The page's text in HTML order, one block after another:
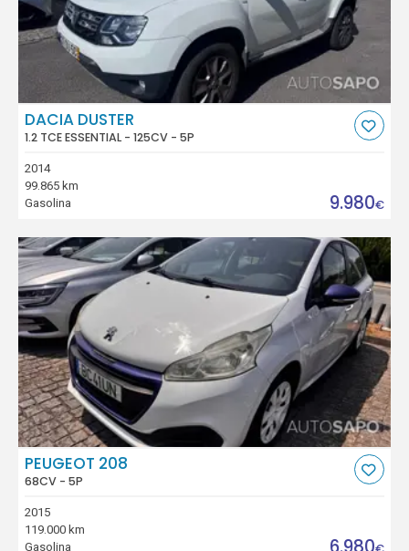
DACIA DUSTER
1.2 TCE ESSENTIAL - 125CV - 5P
2014
99.865 km
Gasolina
9.980€
PEUGEOT 208
68CV - 5P
2015
119.000 km
Gasolina